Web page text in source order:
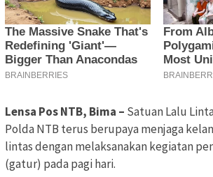
Lensa Pos NTB, Bima – Satuan Lalu
Polda NTB terus berupaya menjaga
lintas dengan melaksanakan kegiatan
(gatur) pada pagi hari.